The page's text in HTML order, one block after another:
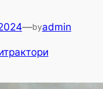
—byadmin